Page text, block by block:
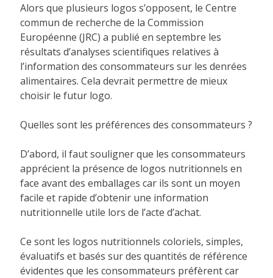
Alors que plusieurs logos s’opposent, le Centre
commun de recherche de la Commission
Européenne (JRC) a publié en septembre les
résultats d’analyses scientifiques relatives à
l’information des consommateurs sur les denrées
alimentaires. Cela devrait permettre de mieux
choisir le futur logo.
Quelles sont les préférences des consommateurs ?
D’abord, il faut souligner que les consommateurs
apprécient la présence de logos nutritionnels en
face avant des emballages car ils sont un moyen
facile et rapide d’obtenir une information
nutritionnelle utile lors de l’acte d’achat.
Ce sont les logos nutritionnels coloriels, simples,
évaluatifs et basés sur des quantités de référence
évidentes que les consommateurs préfèrent car